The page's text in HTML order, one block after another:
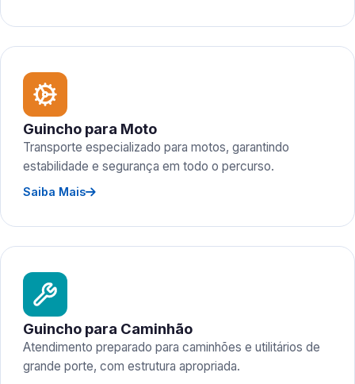
Guincho para Moto
Transporte especializado para motos, garantindo
estabilidade e segurança em todo o percurso.
Saiba Mais
Guincho para Caminhão
Atendimento preparado para caminhões e utilitários de
grande porte, com estrutura apropriada.